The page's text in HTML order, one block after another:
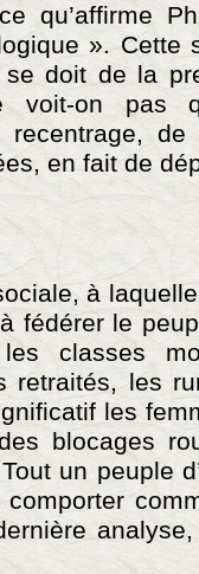
qu’affirme
». Cette
doit de la
voit-on pas
recentrage, de
en fait de
à
fédérer le
classes
retraités, les
les
blocages
un peuple